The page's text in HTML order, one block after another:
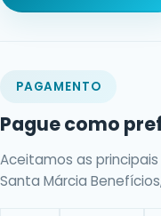
PAGAMENTO
Pague como
Aceitamos as
Santa Márcia